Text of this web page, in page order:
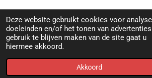
Deze website gebruikt cookies voor
doeleinden en/of het tonen van
gebruik te blijven maken van de site gaat u
hiermee akkoord.
Akkoord